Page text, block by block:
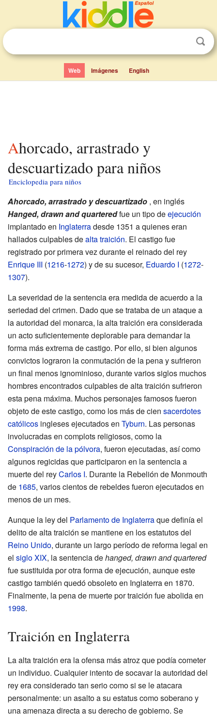
Web Imágenes English
Ahorcado, arrastrado y
descuartizado para niños
Enciclopedia para niños
Ahorcado, arrastrado y descuartizado , en inglés
Hanged, drawn and quarteredfue un tipo deejecución
implantado en Inglaterradesde 1351 a quienes eran
hallados culpables dealta traición. El castigo fue
registrado por primera vez durante el reinado del rey
Enrique III (1216-1272) y de su sucesor, Eduardo I (1272-
1307).
La severidad de la sentencia era medida de acuerdo a la
seriedad del crimen. Dado que se trataba de un ataque a
la autoridad del monarca, la alta traición era considerada
un acto suficientemente deplorable para demandar la
forma más extrema de castigo. Por ello, si bien algunos
convictos lograron la conmutación de la pena y sufrieron
un final menos ignominioso, durante varios siglos muchos
hombres encontrados culpables de alta traición sufrieron
esta pena máxima. Muchos personajes famosos fueron
objeto de este castigo, como los más de cien sacerdotes
católicos ingleses ejecutados en Tyburn. Las personas
involucradas en complots religiosos, como la
Conspiración de la pólvora, fueron ejecutadas, así como
algunos regicidas que participaron en la sentencia a
muerte del reyCarlos I. Durante la Rebelión de Monmouth
de 1685, varios cientos de rebeldes fueron ejecutados en
menos de un mes.
Aunque la ley del Parlamento de Inglaterraque definía el
delito de alta traición se mantiene en los estatutos del
Reino Unido, durante un largo período de reforma legal en
el siglo XIX, la sentencia dehanged, drawn and quartered
fue sustituida por otra forma de ejecución, aunque este
castigo también quedó obsoleto en Inglaterra en 1870.
Finalmente, la pena de muerte por traición fue abolida en
1998.
Traición en Inglaterra
La alta traición era la ofensa más atroz que podía cometer
un individuo. Cualquier intento de socavar la autoridad del
rey era considerado tan serio como si se le atacara
personalmente: un asalto a su estatus como soberano y
una amenaza directa a su derecho de gobierno. Se